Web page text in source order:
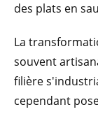
des plats en
La
souvent
filière
cependant